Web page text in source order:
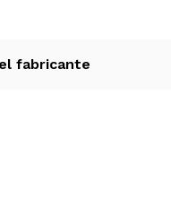
se siente como
fabricante